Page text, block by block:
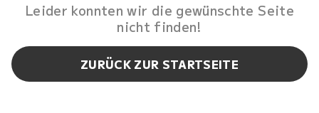
Leider konnten wir die gewünschte Seite
nicht finden!
ZURÜCK ZUR STARTSEITE